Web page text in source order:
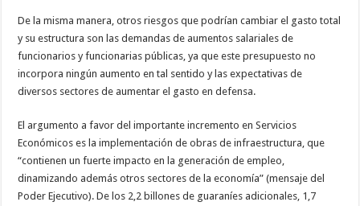
De la misma manera, otros riesgos que podrían cambiar el gasto total
y su estructura son las demandas de aumentos salariales de
funcionarios y funcionarias públicas, ya que este presupuesto no
incorpora ningún aumento en tal sentido y las expectativas de
diversos sectores de aumentar el gasto en defensa.
El argumento a favor del importante incremento en Servicios
Económicos es la implementación de obras de infraestructura, que
“contienen un fuerte impacto en la generación de empleo,
dinamizando además otros sectores de la economía” (mensaje del
Poder Ejecutivo). De los 2,2 billones de guaraníes adicionales, 1,7